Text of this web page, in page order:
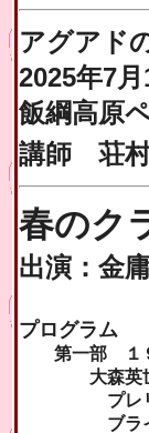
アグアド
2025年7
飯綱高原
講師 荘
春のク
出演：金
プログラム
第一部 １９
大森英世
プレリュー
ブラインド